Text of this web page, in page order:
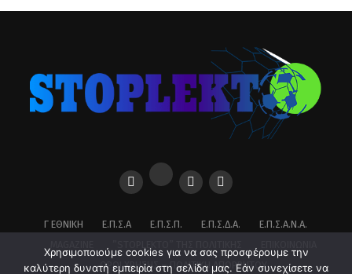
Γ ΕΘΝΙΚΉ Ε.Π.Σ.Α Ε.Π.Σ.Π. Ε.Π.Σ.Δ.Α.
Ε.Π.Σ.Α.Ν.Α.
ΌΡΟΙ ΧΡΉΣΗΣ – ΠΟΛΙΤΙΚΉ ΑΠΟΡΡΉΤΟΥ
Χρησιμοποιούμε cookies για να σας προσφέρουμε την
καλύτερη δυνατή εμπειρία στη σελίδα μας. Εάν συνεχίσετε να